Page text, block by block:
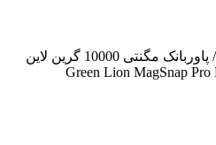
/ پاوربانک مگنتی 10000 گرین لاین
Green Lion MagSnap